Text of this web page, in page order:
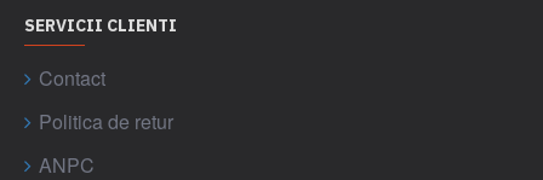
SERVICII CLIENTI
Contact
Politica de retur
ANPC